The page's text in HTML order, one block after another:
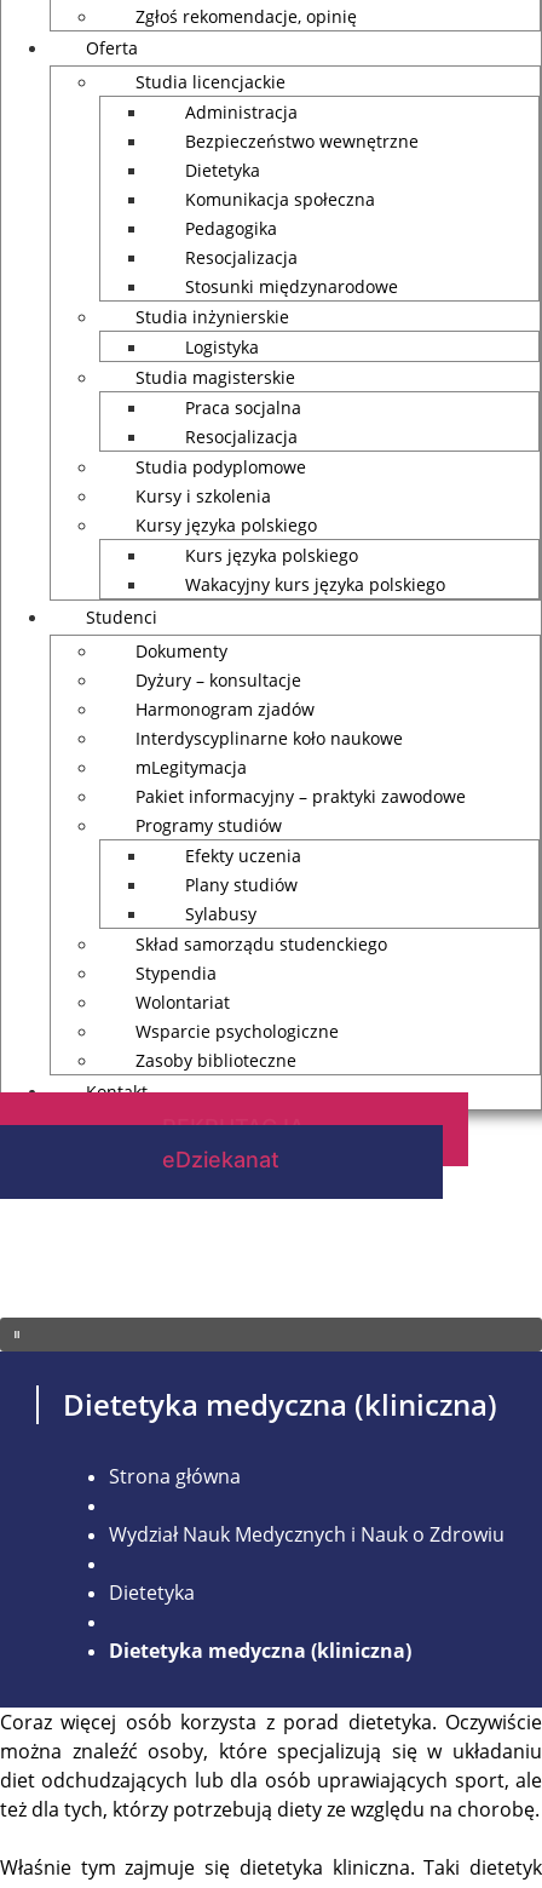
Zgłoś rekomendacje, opinię
Oferta
Studia licencjackie
Administracja
Bezpieczeństwo wewnętrzne
Dietetyka
Komunikacja społeczna
Pedagogika
Resocjalizacja
Stosunki międzynarodowe
Studia inżynierskie
Logistyka
Studia magisterskie
Praca socjalna
Resocjalizacja
Studia podyplomowe
Kursy i szkolenia
Kursy języka polskiego
Kurs języka polskiego
Wakacyjny kurs języka polskiego
Studenci
Dokumenty
Dyżury – konsultacje
Harmonogram zjadów
Interdyscyplinarne koło naukowe
mLegitymacja
Pakiet informacyjny – praktyki zawodowe
Programy studiów
Efekty uczenia
Plany studiów
Sylabusy
Skład samorządu studenckiego
Stypendia
Wolontariat
Wsparcie psychologiczne
Zasoby biblioteczne
Kontakt
REKRUTACJA
eDziekanat
Dietetyka medyczna (kliniczna)
Strona główna
Wydział Nauk Medycznych i Nauk o Zdrowiu
Dietetyka
Dietetyka medyczna (kliniczna)
Coraz więcej osób korzysta z porad dietetyka. Oczywiście
można znaleźć osoby, które specjalizują się w układaniu
diet odchudzających lub dla osób uprawiających sport, ale
też dla tych, którzy potrzebują diety ze względu na chorobę.
Właśnie tym zajmuje się dietetyka kliniczna. Taki dietetyk